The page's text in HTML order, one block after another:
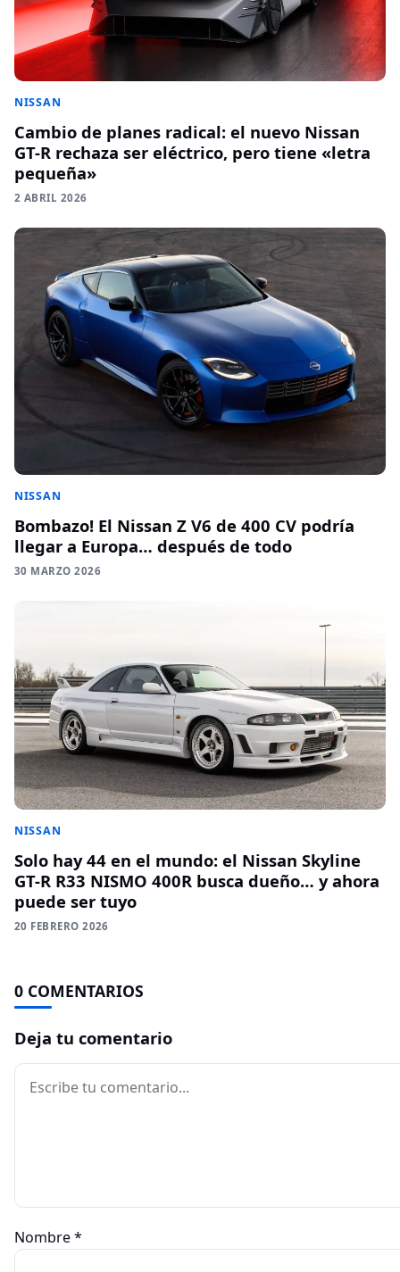
NISSAN
Cambio de planes radical: el nuevo Nissan
GT-R rechaza ser eléctrico, pero tiene «letra
pequeña»
2 ABRIL 2026
NISSAN
Bombazo! El Nissan Z V6 de 400 CV podría
llegar a Europa… después de todo
30 MARZO 2026
NISSAN
Solo hay 44 en el mundo: el Nissan Skyline
GT-R R33 NISMO 400R busca dueño… y ahora
puede ser tuyo
20 FEBRERO 2026
0 COMENTARIOS
Deja tu comentario
Comentario
Nombre*